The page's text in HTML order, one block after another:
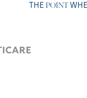
THE POINT